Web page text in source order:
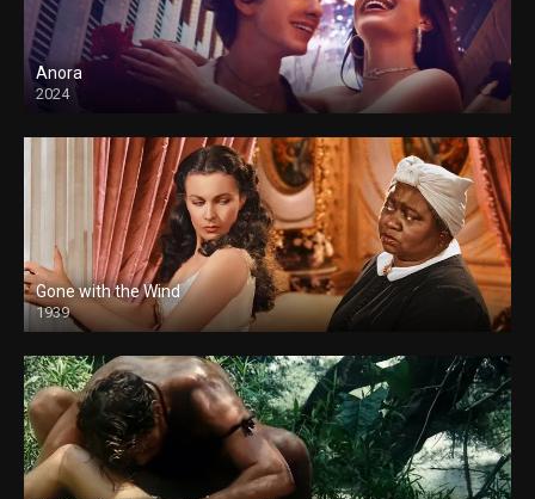
Anora
2024
Gone with the Wind
1939